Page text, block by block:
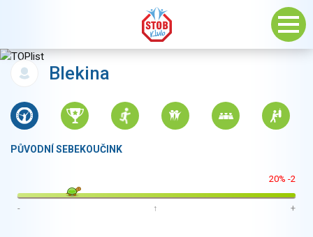
Blekina
PŮVODNÍ SEBEKOUČINK
20% -2
- ↑ +